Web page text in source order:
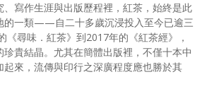
、寫作生涯與出版歷程裡，紅茶，始終是此
的一類——自二十多歲沉浸投入至今已逾三
《尋味．紅茶》到2017年的《紅茶經》，
貴結晶。尤其在簡體出版裡，不僅十本中
起來，流傳與印行之深廣程度應也勝於其